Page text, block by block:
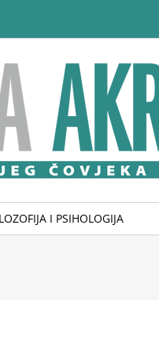
I PSIHOLOGIJA